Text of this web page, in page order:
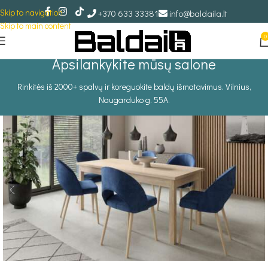
Skip to navigation
Skip to main content
+370 633 33381 info@baldaila.lt
0
Apsilankykite mūsų salone
Rinkitės iš 2000+ spalvų ir koreguokite baldų išmatavimus. Vilnius,
Naugarduko g. 55A.